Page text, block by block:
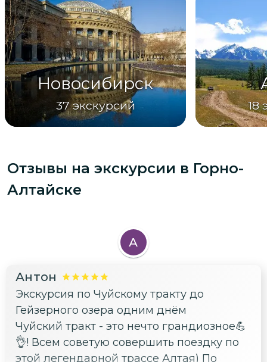
Новосибирск
37 экскурсий 18
Отзывы на экскурсии в Горно-
Алтайске
А
Антон
Экскурсия по Чуйскому тракту до
Гейзерного озера одним днём
Чуйский тракт - это нечто грандиозное💪
👌! Всем советую совершить поездку по
этой легендарной трассе Алтая) По